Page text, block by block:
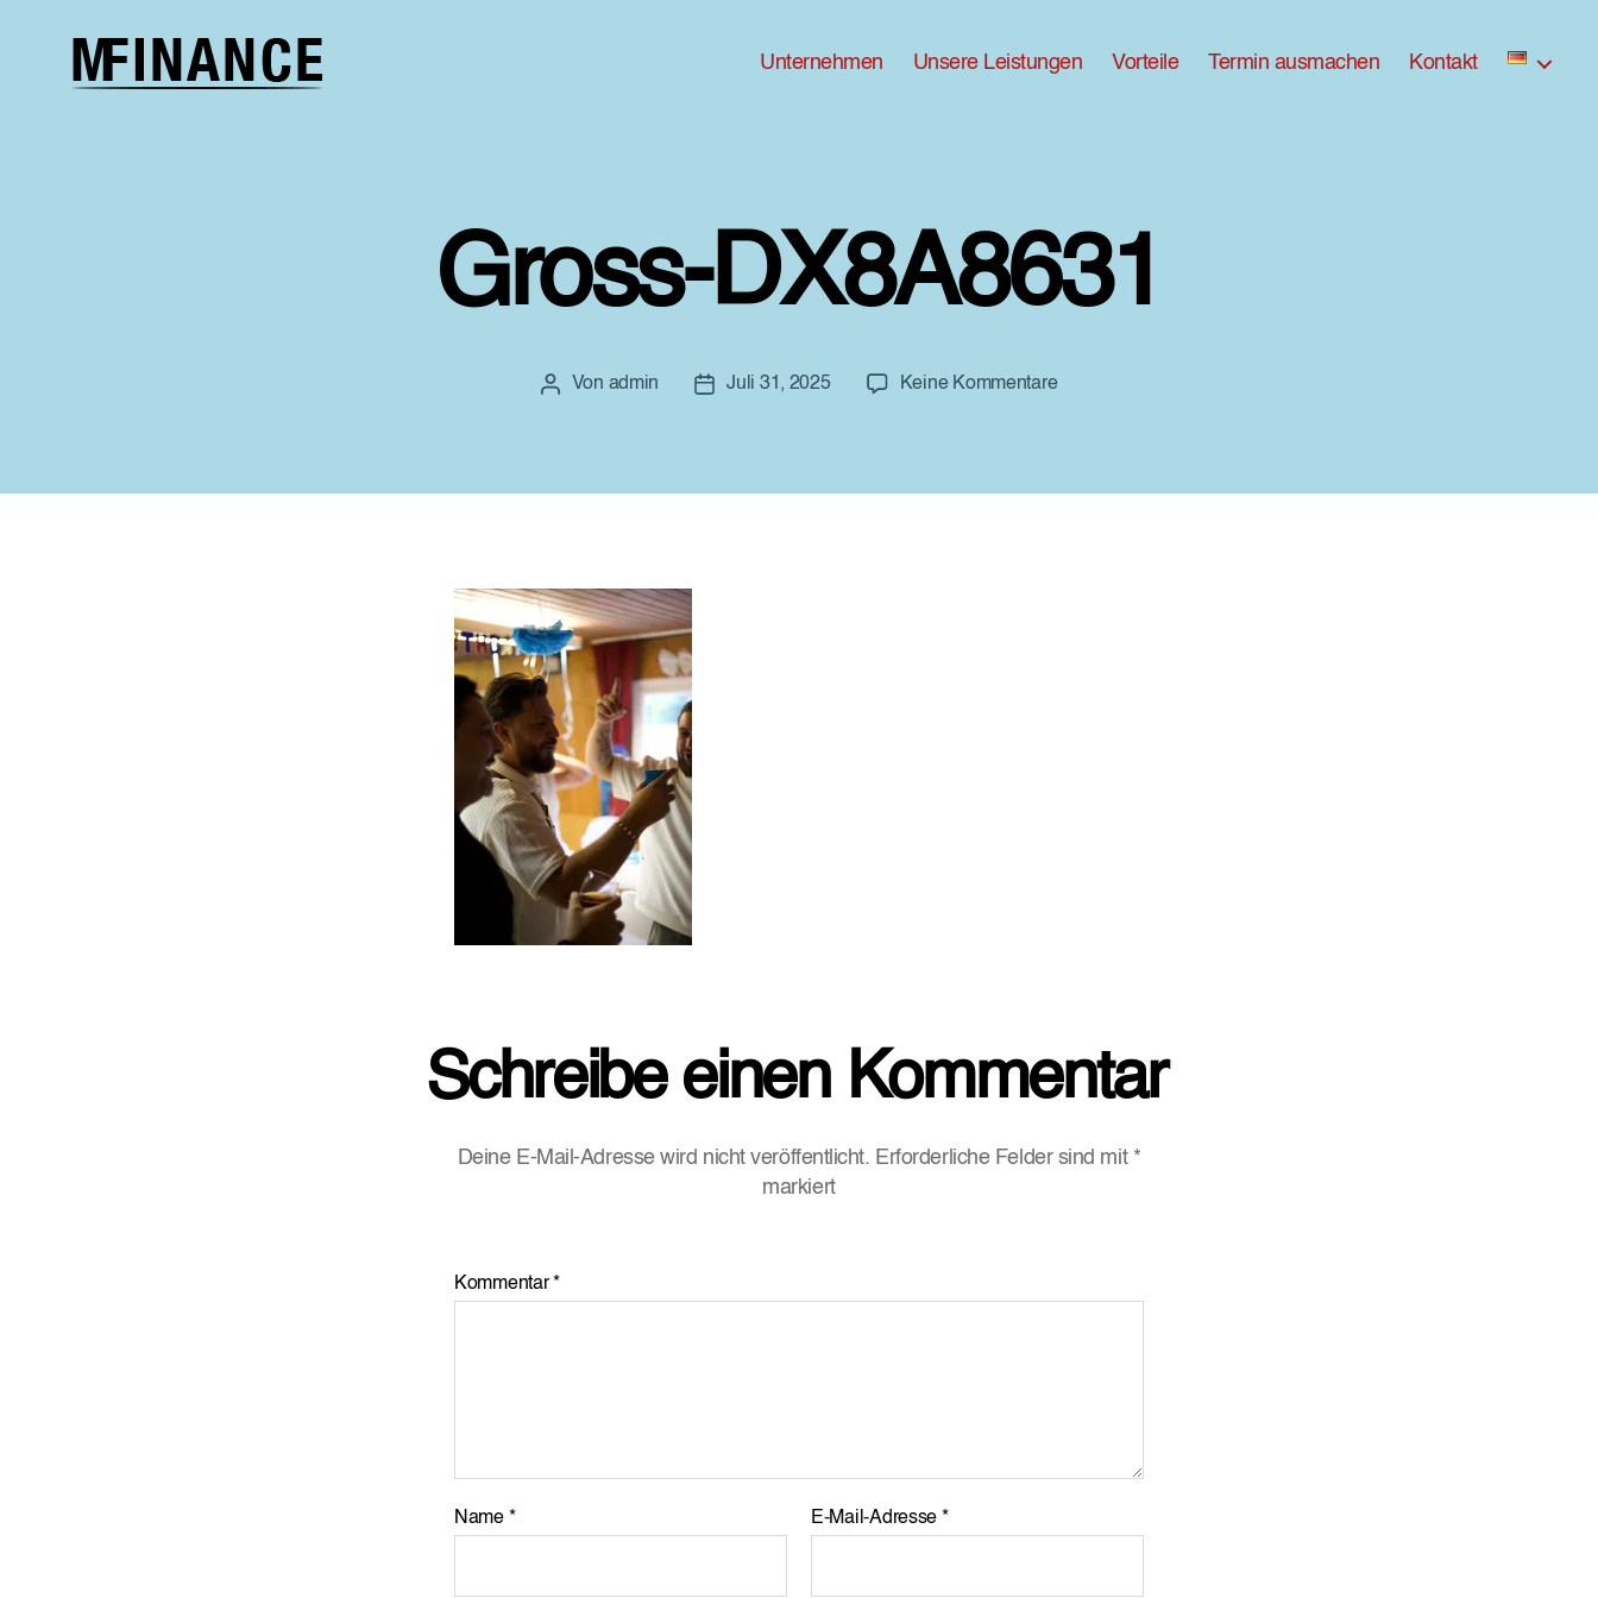
Unternehmen Unsere Leistungen Vorteile Termin ausmachen Kontakt
Gross-DX8A8631
Beitragsautor
Von admin Beitragsdatum
Juli 31, 2025 Keine Kommentarezu
Schreibe einen Kommentar
Deine E-Mail-Adresse wird nicht veröffentlicht. Erforderliche Felder sind mit *
markiert
Kommentar*
Name * E-Mail-Adresse *